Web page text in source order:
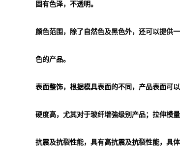
固有色泽，不透明。
颜色范围，除了自然色及黑色外，还可以提供
色的产品。
表面整饰，根据模具表面的不同，产品表面可
硬度高，尤其对于玻纤增強级别产品；拉伸模
抗震及抗裂性能，具有高抗震及抗裂性能，具